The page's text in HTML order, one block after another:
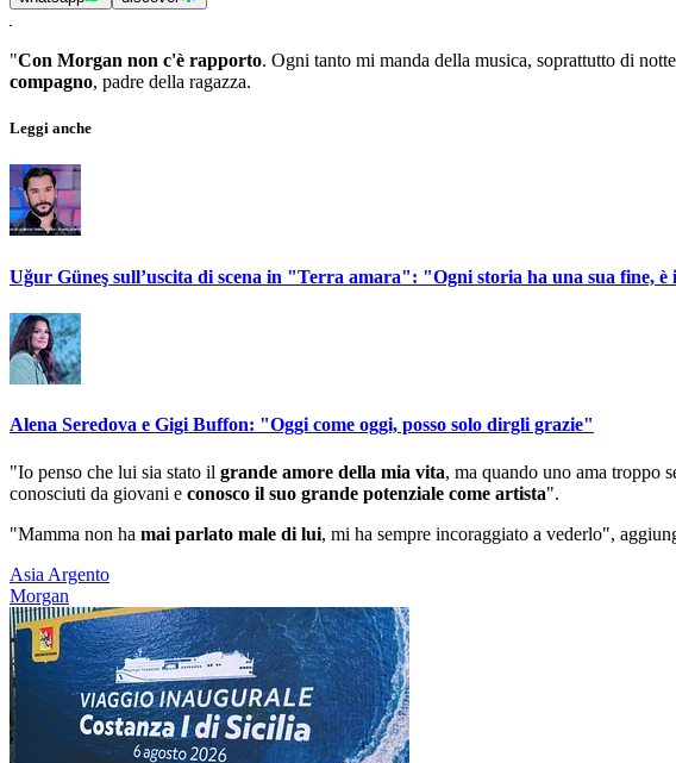
"Con Morgan non c'è rapporto. Ogni tanto mi manda della musica, soprattutto di
compagno, padre della ragazza.
Leggi anche
Uğur Güneş sull’uscita di scena in "Terra amara": "Ogni storia ha una sua fine,
Alena Seredova e Gigi Buffon: "Oggi come oggi, posso solo dirgli grazie"
"Io penso che lui sia stato il grande amore della mia vita, ma quando uno ama troppo
conosciuti da giovani e conosco il suo grande potenziale come artista".
"Mamma non ha mai parlato male di lui, mi ha sempre incoraggiato a vederlo",
Asia Argento
Morgan